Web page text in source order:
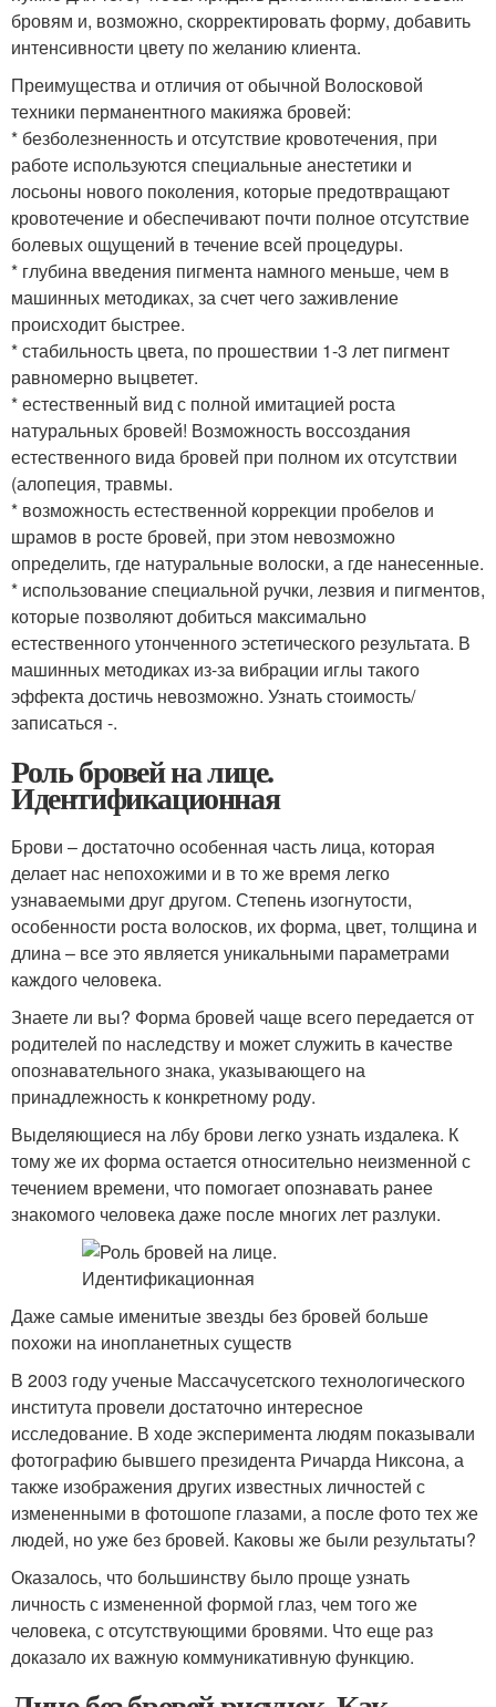
бровям и, возможно, скорректировать форму, добавить
интенсивности цвету по желанию клиента.
Преимущества и отличия от обычной Волосковой
техники перманентного макияжа бровей:
* безболезненность и отсутствие кровотечения, при
работе используются специальные анестетики и
лосьоны нового поколения, которые предотвращают
кровотечение и обеспечивают почти полное отсутствие
болевых ощущений в течение всей процедуры.
* глубина введения пигмента намного меньше, чем в
машинных методиках, за счет чего заживление
происходит быстрее.
* стабильность цвета, по прошествии 1-3 лет пигмент
равномерно выцветет.
* естественный вид с полной имитацией роста
натуральных бровей! Возможность воссоздания
естественного вида бровей при полном их отсутствии
(алопеция, травмы.
* возможность естественной коррекции пробелов и
шрамов в росте бровей, при этом невозможно
определить, где натуральные волоски, а где нанесенные.
* использование специальной ручки, лезвия и пигментов,
которые позволяют добиться максимально
естественного утонченного эстетического результата. В
машинных методиках из-за вибрации иглы такого
эффекта достичь невозможно. Узнать стоимость/
записаться -.
Роль бровей на лице.
Идентификационная
Брови – достаточно особенная часть лица, которая
делает нас непохожими и в то же время легко
узнаваемыми друг другом. Степень изогнутости,
особенности роста волосков, их форма, цвет, толщина и
длина – все это является уникальными параметрами
каждого человека.
Знаете ли вы? Форма бровей чаще всего передается от
родителей по наследству и может служить в качестве
опознавательного знака, указывающего на
принадлежность к конкретному роду.
Выделяющиеся на лбу брови легко узнать издалека. К
тому же их форма остается относительно неизменной с
течением времени, что помогает опознавать ранее
знакомого человека даже после многих лет разлуки.
Даже самые именитые звезды без бровей больше
похожи на инопланетных существ
В 2003 году ученые Массачусетского технологического
института провели достаточно интересное
исследование. В ходе эксперимента людям показывали
фотографию бывшего президента Ричарда Никсона, а
также изображения других известных личностей с
измененными в фотошопе глазами, а после фото тех же
людей, но уже без бровей. Каковы же были результаты?
Оказалось, что большинству было проще узнать
личность с измененной формой глаз, чем того же
человека, с отсутствующими бровями. Что еще раз
доказало их важную коммуникативную функцию.